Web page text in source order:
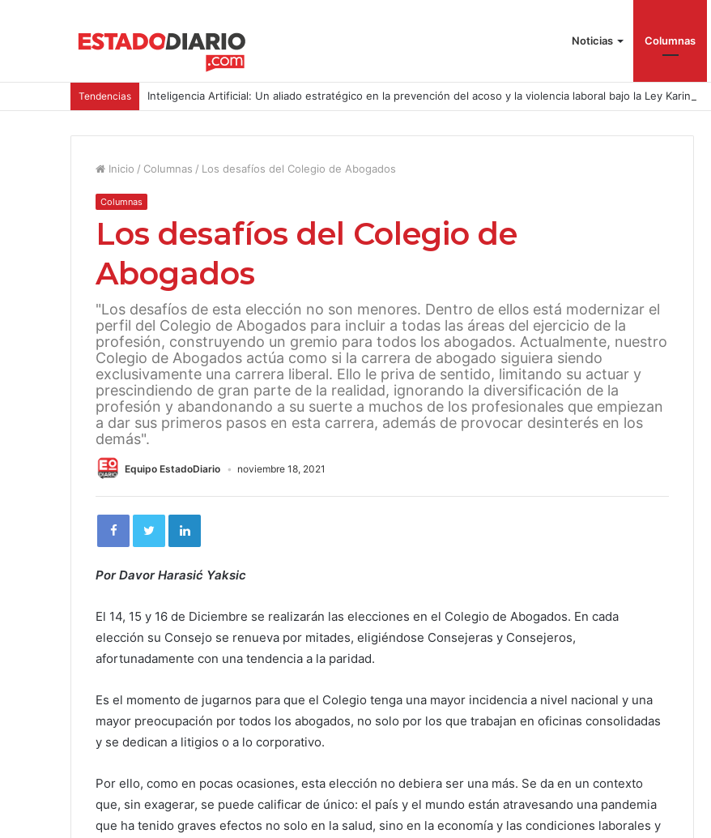
Noticias Columnas
Tendencias Inteligencia Artificial: Un aliado estratégico en la prevención del acoso y la violencia laboral bajo la Ley Karin
Inicio / Columnas / Los desafíos del Colegio de Abogados
Columnas
Los desafíos del Colegio de
Abogados
"Los desafíos de esta elección no son menores. Dentro de ellos está modernizar el
perfil del Colegio de Abogados para incluir a todas las áreas del ejercicio de la
profesión, construyendo un gremio para todos los abogados. Actualmente, nuestro
Colegio de Abogados actúa como si la carrera de abogado siguiera siendo
exclusivamente una carrera liberal. Ello le priva de sentido, limitando su actuar y
prescindiendo de gran parte de la realidad, ignorando la diversificación de la
profesión y abandonando a su suerte a muchos de los profesionales que empiezan
a dar sus primeros pasos en esta carrera, además de provocar desinterés en los
demás".
Equipo EstadoDiario noviembre 18, 2021
Por Davor Harasić Yaksic
El 14, 15 y 16 de Diciembre se realizarán las elecciones en el Colegio de Abogados. En cada
elección su Consejo se renueva por mitades, eligiéndose Consejeras y Consejeros,
afortunadamente con una tendencia a la paridad.
Es el momento de jugarnos para que el Colegio tenga una mayor incidencia a nivel nacional y una
mayor preocupación por todos los abogados, no solo por los que trabajan en oficinas consolidadas
y se dedican a litigios o a lo corporativo.
Por ello, como en pocas ocasiones, esta elección no debiera ser una más. Se da en un contexto
que, sin exagerar, se puede calificar de único: el país y el mundo están atravesando una pandemia
que ha tenido graves efectos no solo en la salud, sino en la economía y las condiciones laborales y